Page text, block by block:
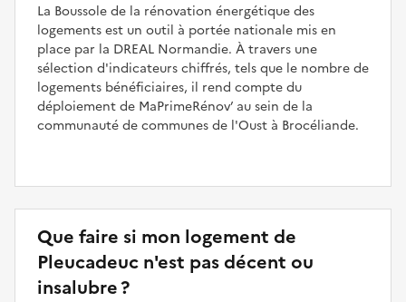
La Boussole de la rénovation énergétique des
logements est un outil à portée nationale mis en
place par la DREAL Normandie. À travers une
sélection d'indicateurs chiffrés, tels que le nombre de
logements bénéficiaires, il rend compte du
déploiement de MaPrimeRénov’ au sein de la
communauté de communes de l'Oust à Brocéliande.
Que faire si mon logement de
Pleucadeuc n'est pas décent ou
insalubre ?